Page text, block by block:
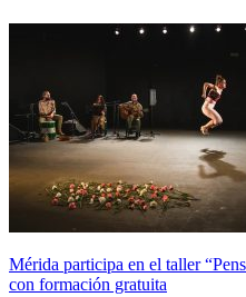
Mérida participa en el taller
con formación gratuita